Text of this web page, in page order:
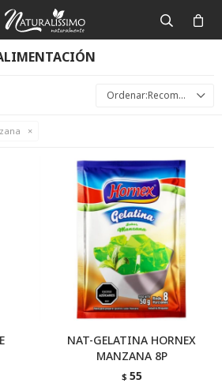
Recomendados
NAT-GELATINA HORNEX
MANZANA 8P
$ 55